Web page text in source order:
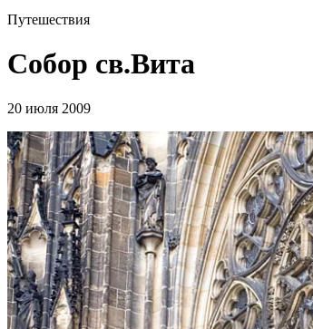
Путешествия
Собор св.Вита
20 июля 2009